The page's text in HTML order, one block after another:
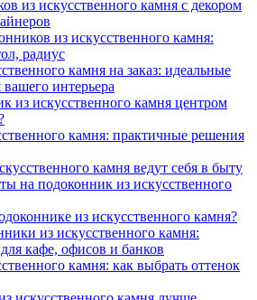
из искусственного камня с декором
из искусственного камня:
радиус
камня на заказ: идеальные
интерьера
из искусственного камня центром
камня: практичные решения
камня ведут себя в быту
на подоконник из искусственного
из искусственного камня?
из искусственного камня:
кафе, офисов и банков
камня: как выбрать оттенок